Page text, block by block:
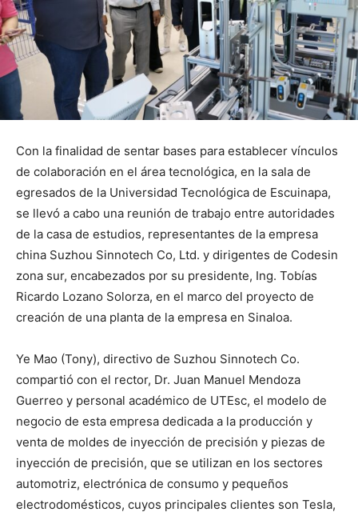
Con la finalidad de sentar bases para establecer vínculos
de colaboración en el área tecnológica, en la sala de
egresados de la Universidad Tecnológica de Escuinapa,
se llevó a cabo una reunión de trabajo entre autoridades
de la casa de estudios, representantes de la empresa
china Suzhou Sinnotech Co, Ltd. y dirigentes de Codesin
zona sur, encabezados por su presidente, Ing. Tobías
Ricardo Lozano Solorza, en el marco del proyecto de
creación de una planta de la empresa en Sinaloa.
Ye Mao (Tony), directivo de Suzhou Sinnotech Co.
compartió con el rector, Dr. Juan Manuel Mendoza
Guerreo y personal académico de UTEsc, el modelo de
negocio de esta empresa dedicada a la producción y
venta de moldes de inyección de precisión y piezas de
inyección de precisión, que se utilizan en los sectores
automotriz, electrónica de consumo y pequeños
electrodomésticos, cuyos principales clientes son Tesla,